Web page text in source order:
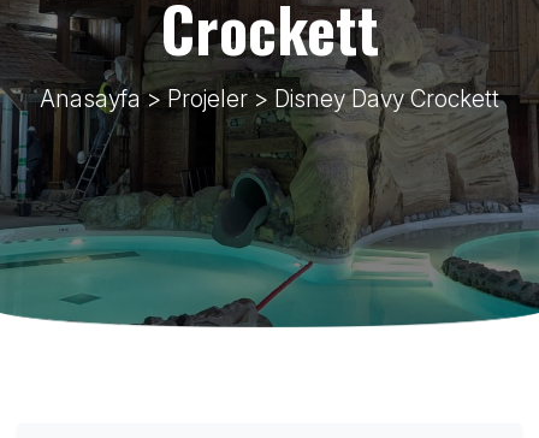
Crockett
Anasayfa> Projeler > Disney Davy Crockett